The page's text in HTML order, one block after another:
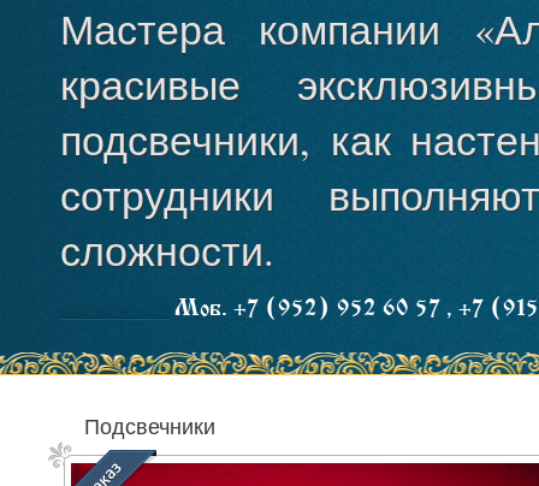
Мастера компании
красивые
подсвечники, как
сотрудники
сложности.
Моб. +7 (952) 952 60 57 , +7
Подсвечники